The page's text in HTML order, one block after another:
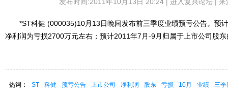
*ST科健 (000035)10月13日晚间发布前三季度业绩预亏公告。预
净利润为亏损2700万元左右；预计2011年7月-9月归属于上市公司股
热词： ST 科健 预亏公告 上市公司 净利润 股东 亏损 10月 业绩 三季